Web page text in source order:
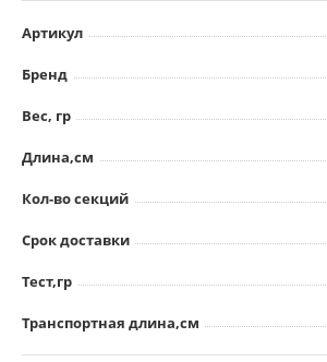
Артикул
Бренд
Вес, гр
Длина,см
Кол-во секций
Срок доставки
Тест,гр
Транспортная длина,см